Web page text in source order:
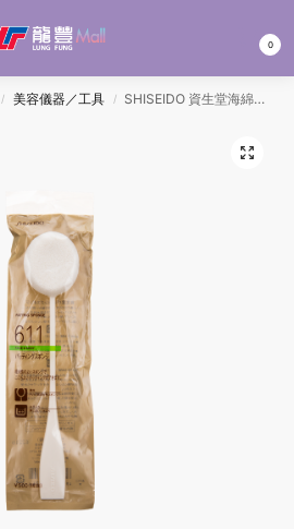
0
/ 美容儀器／工具 / SHISEIDO 資生堂海綿美容棒 #611